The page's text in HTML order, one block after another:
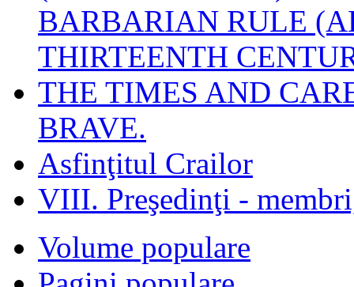
BARBARIAN RULE
THIRTEENTH
THE TIMES AND
BRAVE.
Asfinţitul Crailor
VIII. Preşedinţi -
Volume populare